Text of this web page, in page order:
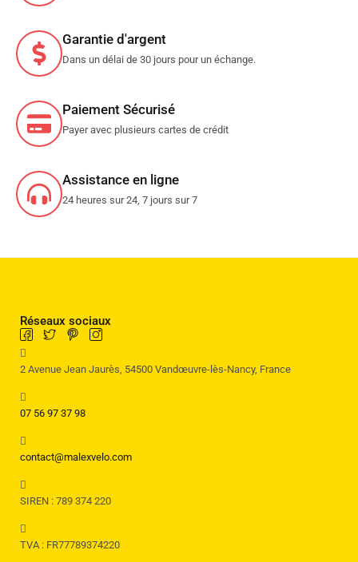
Garantie d'argent
Dans un délai de 30 jours pour un échange.
Paiement Sécurisé
Payer avec plusieurs cartes de crédit
Assistance en ligne
24 heures sur 24, 7 jours sur 7
Réseaux sociaux
2 Avenue Jean Jaurès, 54500 Vandœuvre-lès-Nancy, France
07 56 97 37 98
contact@malexvelo.com
SIREN : 789 374 220
TVA : FR77789374220